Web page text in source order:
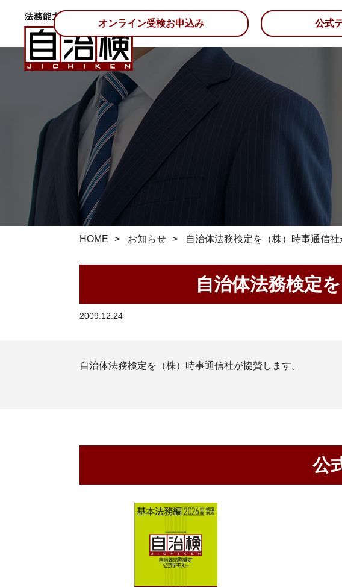
HOME お知らせ 自治体法務検定を（株）時事通信社
自治体法務検定
2009.12.24
自治体法務検定を（株）時事通信社が協賛します。
オンライン受検お申込み 公式
公